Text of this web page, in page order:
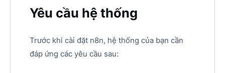
Yêu cầu hệ thống
Trước khi cài đặt n8n, hệ thống của bạn cần
đáp ứng các yêu cầu sau: